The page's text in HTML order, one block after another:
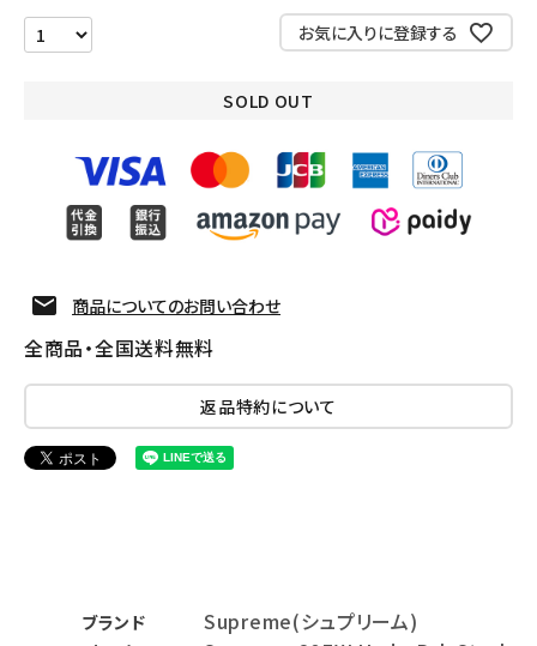
お気に入りに登録する
SOLD OUT
商品についてのお問い合わせ
全商品・全国送料無料
返品特約について
ブランド Supreme(シュプリーム)